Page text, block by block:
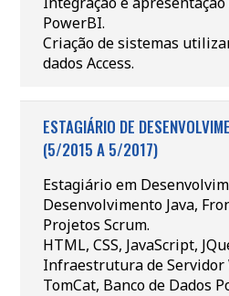
PowerBI.
Criação de sistemas
dados Access.
ESTAGIÁRIO DE
(5/2015 A 5/2017)
Estagiário em
Desenvolvimento Java,
Projetos Scrum.
HTML, CSS, JavaScript,
Infraestrutura de Servidor
TomCat, Banco de Dados